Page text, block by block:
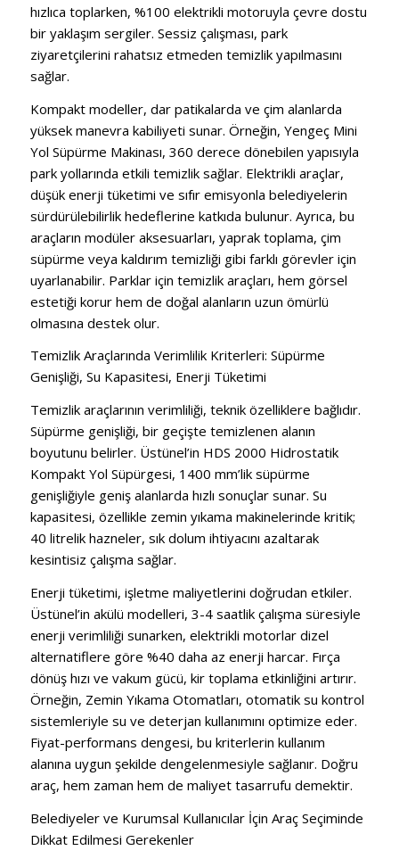
hızlıca toplarken, %100 elektrikli motoruyla çevre dostu
bir yaklaşım sergiler. Sessiz çalışması, park
ziyaretçilerini rahatsız etmeden temizlik yapılmasını
sağlar.
Kompakt modeller, dar patikalarda ve çim alanlarda
yüksek manevra kabiliyeti sunar. Örneğin, Yengeç Mini
Yol Süpürme Makinası, 360 derece dönebilen yapısıyla
park yollarında etkili temizlik sağlar. Elektrikli araçlar,
düşük enerji tüketimi ve sıfır emisyonla belediyelerin
sürdürülebilirlik hedeflerine katkıda bulunur. Ayrıca, bu
araçların modüler aksesuarları, yaprak toplama, çim
süpürme veya kaldırım temizliği gibi farklı görevler için
uyarlanabilir. Parklar için temizlik araçları, hem görsel
estetiği korur hem de doğal alanların uzun ömürlü
olmasına destek olur.
Temizlik Araçlarında Verimlilik Kriterleri: Süpürme
Genişliği, Su Kapasitesi, Enerji Tüketimi
Temizlik araçlarının verimliliği, teknik özelliklere bağlıdır.
Süpürme genişliği, bir geçişte temizlenen alanın
boyutunu belirler. Üstünel’in HDS 2000 Hidrostatik
Kompakt Yol Süpürgesi, 1400 mm’lik süpürme
genişliğiyle geniş alanlarda hızlı sonuçlar sunar. Su
kapasitesi, özellikle zemin yıkama makinelerinde kritik;
40 litrelik hazneler, sık dolum ihtiyacını azaltarak
kesintisiz çalışma sağlar.
Enerji tüketimi, işletme maliyetlerini doğrudan etkiler.
Üstünel’in akülü modelleri, 3-4 saatlik çalışma süresiyle
enerji verimliliği sunarken, elektrikli motorlar dizel
alternatiflere göre %40 daha az enerji harcar. Fırça
dönüş hızı ve vakum gücü, kir toplama etkinliğini artırır.
Örneğin, Zemin Yıkama Otomatları, otomatik su kontrol
sistemleriyle su ve deterjan kullanımını optimize eder.
Fiyat-performans dengesi, bu kriterlerin kullanım
alanına uygun şekilde dengelenmesiyle sağlanır. Doğru
araç, hem zaman hem de maliyet tasarrufu demektir.
Belediyeler ve Kurumsal Kullanıcılar İçin Araç Seçiminde
Dikkat Edilmesi Gerekenler